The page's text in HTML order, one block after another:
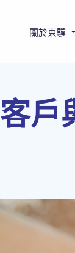
關於東驥
客戶